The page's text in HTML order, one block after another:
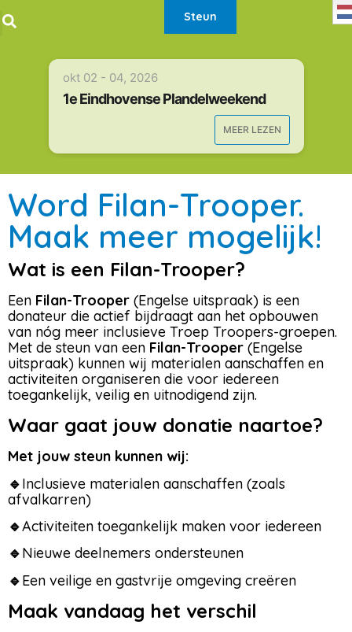
Steun
okt 02 - 04, 2026
1e Eindhovense Plandelweekend
MEER LEZEN
Word Filan-Trooper.
Maak meer mogelijk!
Wat is een Filan-Trooper?
Een Filan-Trooper (Engelse uitspraak) is een
donateur die actief bijdraagt aan het opbouwen
van nóg meer inclusieve Troep Troopers-groepen.
Met de steun van een Filan-Trooper (Engelse
uitspraak) kunnen wij materialen aanschaffen en
activiteiten organiseren die voor iedereen
toegankelijk, veilig en uitnodigend zijn.
Waar gaat jouw donatie naartoe?
Met jouw steun kunnen wij:
🔹Inclusieve materialen aanschaffen (zoals
afvalkarren)
🔹Activiteiten toegankelijk maken voor iedereen
🔹Nieuwe deelnemers ondersteunen
🔹Een veilige en gastvrije omgeving creëren
Maak vandaag het verschil